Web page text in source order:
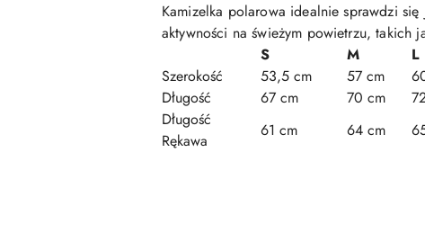
Kamizelka polarowa idealnie sprawdzi
aktywności na świeżym powietrzu, takich
S
M L
Szerokość
53,5 cm 57 cm
Długość
67 cm 70 cm
Długość
Rękawa
61 cm 64 cm